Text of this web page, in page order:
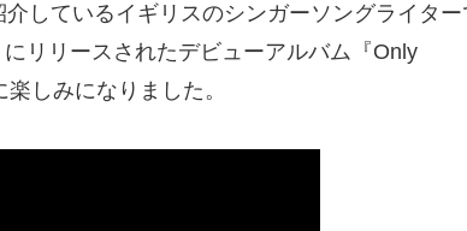
しているイギリスのシンガーソングライター
リリースされたデビューアルバム『Only
しみになりました。